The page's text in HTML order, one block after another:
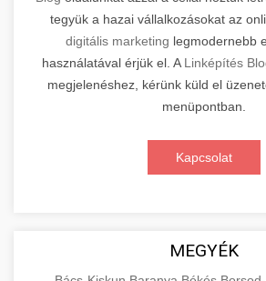
tegyük a hazai vállalkozásokat az
digitális marketing legmodernebb
használatával érjük el. A Linképítés
megjelenéshez, kérünk küld el
menüpontban.
Kapcsolat
MEGYÉK